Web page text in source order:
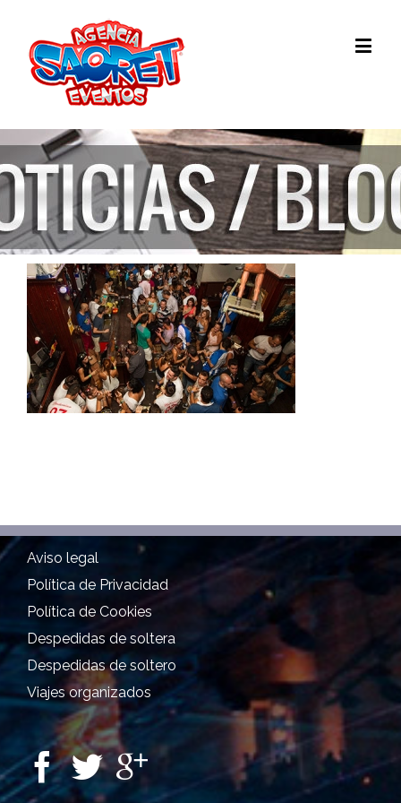
Aviso legal
Política de Privacidad
Política de Cookies
Despedidas de soltera
Despedidas de soltero
Viajes organizados